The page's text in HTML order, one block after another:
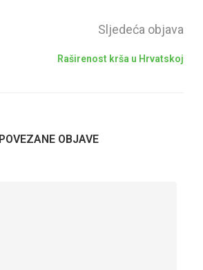
Sljedeća objava
Raširenost krša u Hrvatskoj
POVEZANE OBJAVE